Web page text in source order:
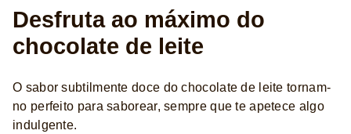
Desfruta ao máximo do
chocolate de leite
O sabor subtilmente doce do chocolate de leite tornam-
no perfeito para saborear, sempre que te apetece algo
indulgente.